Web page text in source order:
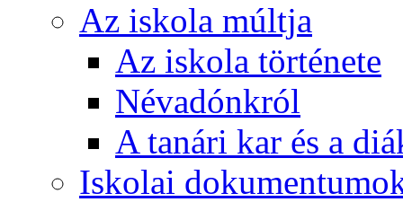
Az iskola múltja
Az iskola története
Névadónkról
A tanári kar és a
Iskolai